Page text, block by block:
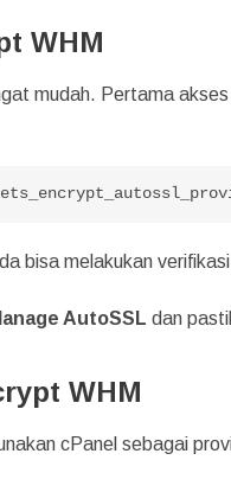
WHM
mudah. Pertama
bisa melakukan
AutoSSL dan
WHM
cPanel sebagai